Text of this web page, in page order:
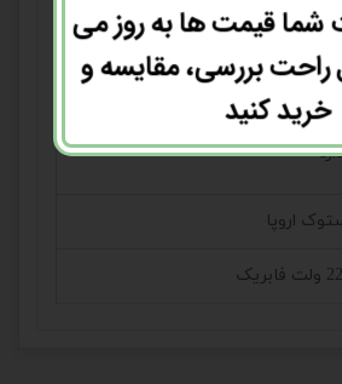
اروپا
فابریک
شما قیمت ها به روز می
راحت بررسی، مقایسه و
خرید کنید